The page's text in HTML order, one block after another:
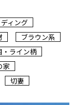
ィング
ブラウン系
・ライン柄
家
切妻